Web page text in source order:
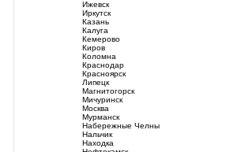
Ижевск
Иркутск
Казань
Калуга
Кемерово
Киров
Коломна
Краснодар
Красноярск
Липецк
Магнитогорск
Мичуринск
Москва
Мурманск
Набережные Челны
Нальчик
Находка